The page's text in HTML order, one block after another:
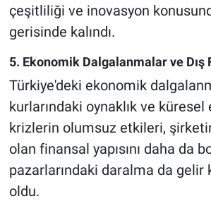
çeşitliliği ve inovasyon
gerisinde kalındı.
5. Ekonomik Dalgalanmalar ve Dış
Türkiye'deki ekonomik
kurlarındaki oynaklık ve
krizlerin olumsuz etkileri,
olan finansal yapısını daha da
pazarlarındaki daralma da gelir
oldu.